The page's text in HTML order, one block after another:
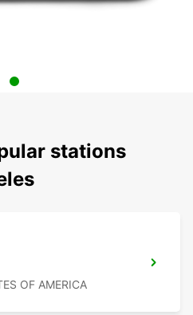
stations
OF AMERICA